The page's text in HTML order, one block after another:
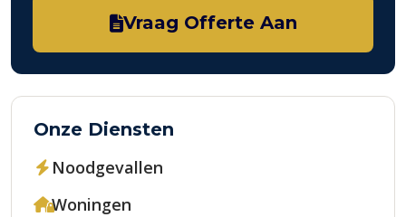
Vraag Offerte Aan
Onze Diensten
Noodgevallen
Woningen